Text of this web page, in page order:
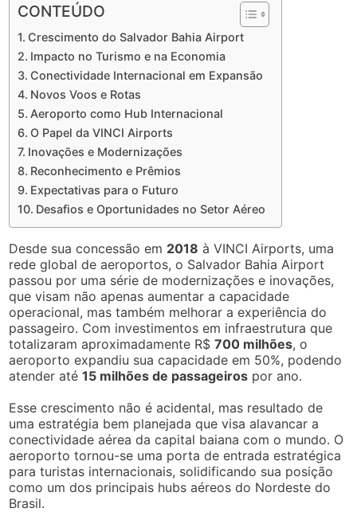
CONTEÚDO
Crescimento do Salvador Bahia Airport
Impacto no Turismo e na Economia
Conectividade Internacional em Expansão
Novos Voos e Rotas
Aeroporto como Hub Internacional
O Papel da VINCI Airports
Inovações e Modernizações
Reconhecimento e Prêmios
Expectativas para o Futuro
Desafios e Oportunidades no Setor Aéreo
Desde sua concessão em 2018 à VINCI Airports, uma
rede global de aeroportos, o Salvador Bahia Airport
passou por uma série de modernizações e inovações,
que visam não apenas aumentar a capacidade
operacional, mas também melhorar a experiência do
passageiro. Com investimentos em infraestrutura que
totalizaram aproximadamente R$700 milhões, o
aeroporto expandiu sua capacidade em 50%, podendo
atender até15 milhões de passageiros por ano.
Esse crescimento não é acidental, mas resultado de
uma estratégia bem planejada que visa alavancar a
conectividade aérea da capital baiana com o mundo. O
aeroporto tornou-se uma porta de entrada estratégica
para turistas internacionais, solidificando sua posição
como um dos principais hubs aéreos do Nordeste do
Brasil.